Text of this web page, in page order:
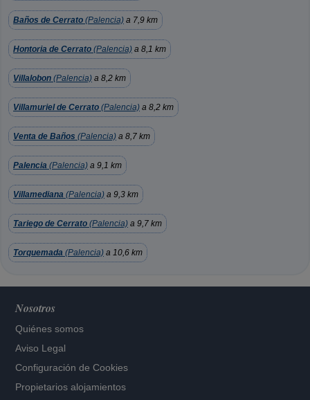
Baños de Cerrato (Palencia) a 7,9 km
Hontoria de Cerrato (Palencia) a 8,1 km
Villalobon (Palencia) a 8,2 km
Villamuriel de Cerrato (Palencia) a 8,2 km
Venta de Baños (Palencia) a 8,7 km
Palencia (Palencia) a 9,1 km
Villamediana (Palencia) a 9,3 km
Tariego de Cerrato (Palencia) a 9,7 km
Torquemada (Palencia) a 10,6 km
Nosotros
Quiénes somos
Aviso Legal
Configuración de Cookies
Propietarios alojamientos